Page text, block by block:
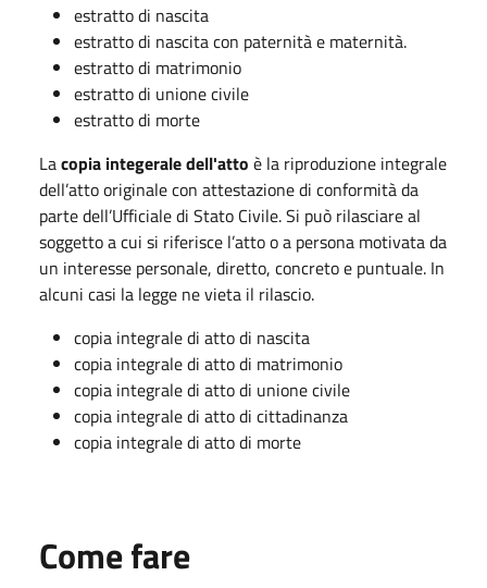
estratto di nascita
estratto di nascita con paternità e maternità.
estratto di matrimonio
estratto di unione civile
estratto di morte
Lacopia integerale dell'atto è la riproduzione integrale
dell’atto originale con attestazione di conformità da
parte dell’Ufficiale di Stato Civile. Si può rilasciare al
soggetto a cui si riferisce l’atto o a persona motivata da
un interesse personale, diretto, concreto e puntuale. In
alcuni casi la legge ne vieta il rilascio.
copia integrale di atto di nascita
copia integrale di atto di matrimonio
copia integrale di atto di unione civile
copia integrale di atto di cittadinanza
copia integrale di atto di morte
Come fare